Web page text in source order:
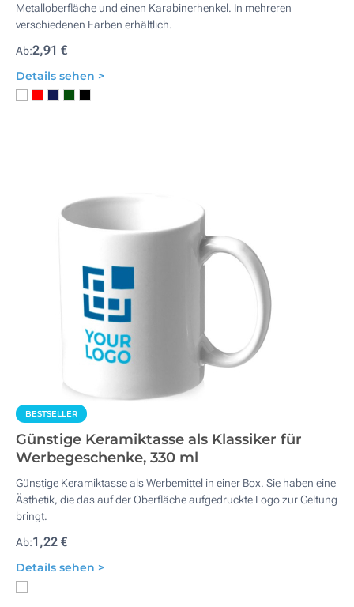
Metalloberfläche und einen Karabinerhenkel. In mehreren
verschiedenen Farben erhältlich.
Ab:2,91 €
Details sehen >
BESTSELLER
Günstige Keramiktasse als Klassiker für
Werbegeschenke, 330 ml
Günstige Keramiktasse als Werbemittel in einer Box. Sie haben eine
Ästhetik, die das auf der Oberfläche aufgedruckte Logo zur Geltung
bringt.
Ab:1,22 €
Details sehen >